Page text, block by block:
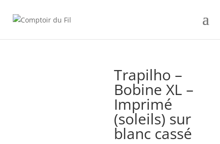
Trapilho –
Bobine XL –
Imprimé
(soleils) sur
blanc cassé